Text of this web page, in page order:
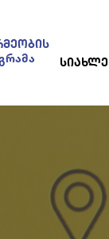
ᲡᲘᲐᲮᲚᲔ